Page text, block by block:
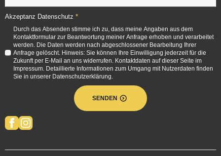
Akzeptanz Datenschutz *
Durch das Absenden stimme ich zu, dass meine Angaben aus dem
Kontaktformular zur Beantwortung meiner Anfrage erhoben und verarbeitet
werden. Die Daten werden nach abgeschlossener Bearbeitung Ihrer
Anfrage gelöscht. Hinweis: Sie können Ihre Einwilligung jederzeit für die
Zukunft per E-Mail an uns widerrufen. Kontaktdaten auf dieser Seite im
Impressum. Detaillierte Informationen zum Umgang mit Nutzerdaten finden
Sie in unserer Datenschutzerklärung.
SENDEN